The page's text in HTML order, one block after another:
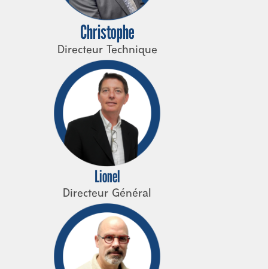
Christophe
Directeur Technique
Lionel
Directeur Général